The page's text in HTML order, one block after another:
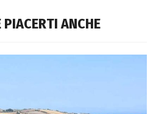
PIACERTI ANCHE